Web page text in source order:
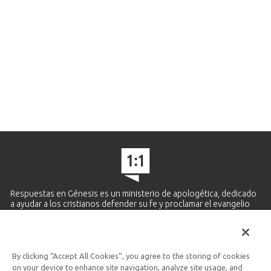
Respuestas en Génesis es un ministerio de apologética, dedicado
a ayudar a los cristianos defender su fe y proclamar el evangelio
Ministerio Hispano y Latinoamericano
By clicking “Accept All Cookies”, you agree to the storing of cookies
on your device to enhance site navigation, analyze site usage, and